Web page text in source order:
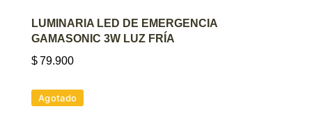
AGREGAR AL CARRITO
LUMINARIA LED DE EMERGENCIA
GAMASONIC 3W LUZ FRÍA
$79.900
Agotado